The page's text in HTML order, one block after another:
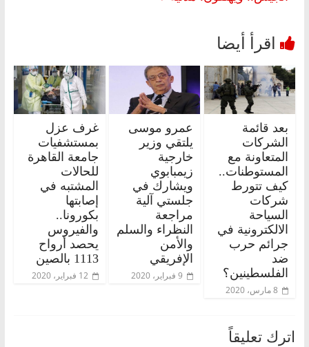
بعد قائمة
الشركات
المتعاونة مع
المستوطنات..
كيف تتورط
شركات
السياحة
الالكترونية في
جرائم حرب
ضد
الفلسطينين؟
8 مارس، 2020
عمرو موسى
يلتقي وزير
خارجية
زيمبابوي
ويشارك في
جلستي آلية
مراجعة
النظراء والسلم
والأمن
الإفريقي
9 فبراير، 2020
غرف عزل
بمستشفيات
جامعة القاهرة
للحالات
المشتبه في
إصابتها
بكورونا..
والفيروس
يحصد أرواح
1113 بالصين
12 فبراير، 2020
اترك تعليقاً